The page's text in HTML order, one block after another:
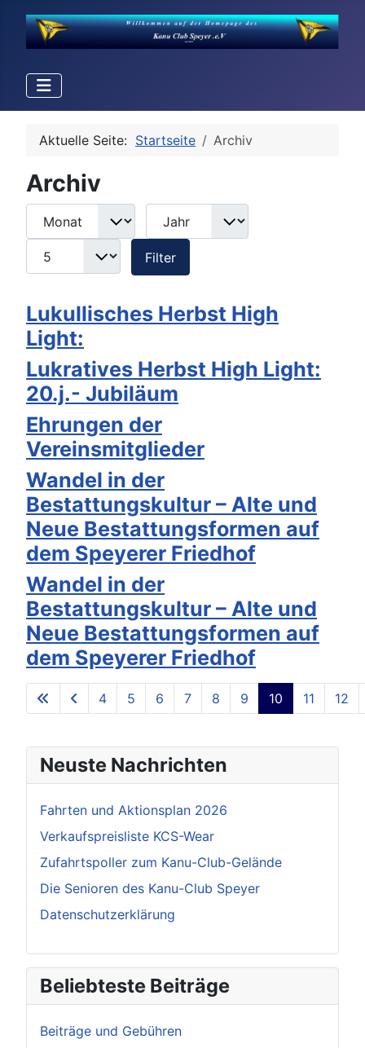
Aktuelle Seite: Startseite Archiv
Archiv
Filter
Monat Jahr
Filter
Lukullisches Herbst High
Light:
Lukratives Herbst High Light:
20.j.- Jubiläum
Ehrungen der
Vereinsmitglieder
Wandel in der
Bestattungskultur – Alte und
Neue Bestattungsformen auf
dem Speyerer Friedhof
Wandel in der
Bestattungskultur – Alte und
Neue Bestattungsformen auf
dem Speyerer Friedhof
Seite 10 von 13
4 5 6 7 8 9 10 11 12
Neuste Nachrichten
Fahrten und Aktionsplan 2026
Verkaufspreisliste KCS-Wear
Zufahrtspoller zum Kanu-Club-Gelände
Die Senioren des Kanu-Club Speyer
Datenschutzerklärung
Beliebteste Beiträge
Beiträge und Gebühren